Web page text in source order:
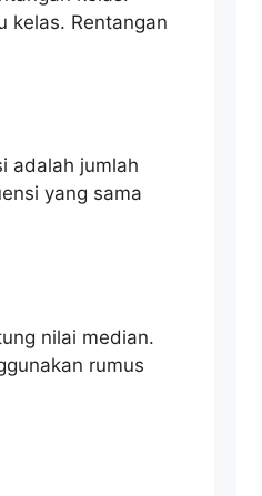
kelas. Rentangan
adalah jumlah
yang sama
nilai median.
rumus